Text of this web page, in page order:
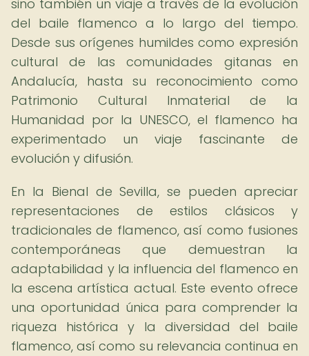
sino también un viaje a través de la evolución
del baile flamenco a lo largo del tiempo.
Desde sus orígenes humildes como expresión
cultural de las comunidades gitanas en
Andalucía, hasta su reconocimiento como
Patrimonio Cultural Inmaterial de la
Humanidad por la UNESCO, el flamenco ha
experimentado un viaje fascinante de
evolución y difusión.
En la Bienal de Sevilla, se pueden apreciar
representaciones de estilos clásicos y
tradicionales de flamenco, así como fusiones
contemporáneas que demuestran la
adaptabilidad y la influencia del flamenco en
la escena artística actual. Este evento ofrece
una oportunidad única para comprender la
riqueza histórica y la diversidad del baile
flamenco, así como su relevancia continua en